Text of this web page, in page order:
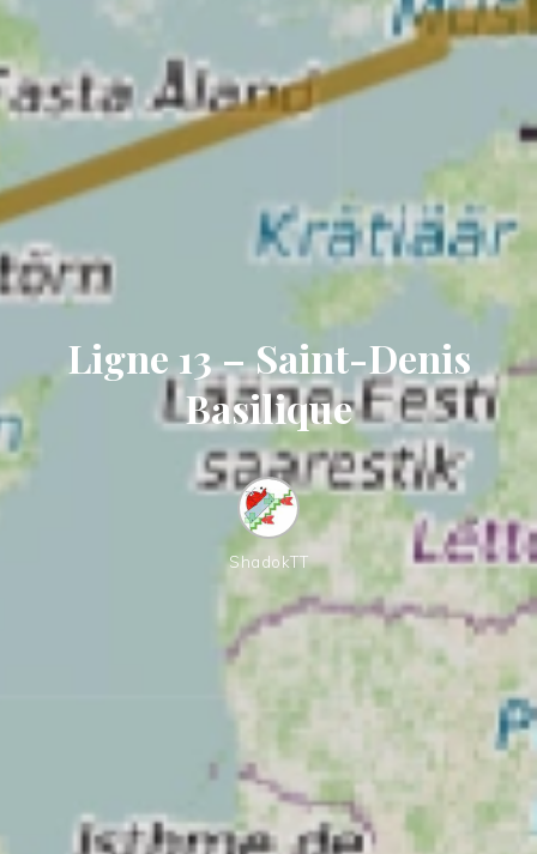
Ligne 13 – Saint-Denis
Basilique
ShadokTT